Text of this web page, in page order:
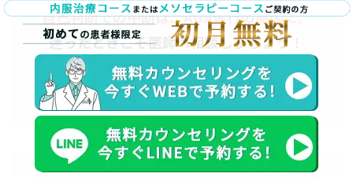
自己判断での中断は、AGA進行の原因に。
迷ったときこそ医師へ相談しましょう！
スマイルAGAクリニックでは
無料カウンセリング実施中！